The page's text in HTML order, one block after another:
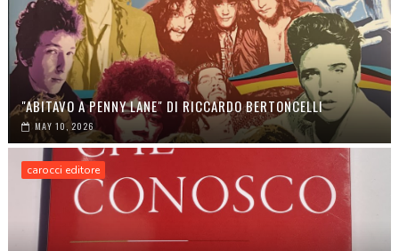
"ABITAVO A PENNY LANE" DI RICCARDO BERTONCELLI
MAY 10, 2026
carocci editore